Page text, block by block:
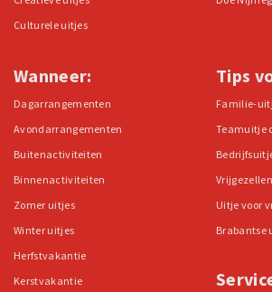
Culturele uitjes
Wanneer:
Dagarrangementen
Avondarrangementen
Buitenactiviteiten
Binnenactiviteiten
Zomer uitjes
Winter uitjes
Herfstvakantie
Kerstvakantie
Tips
Familie-
Teamuitje
Uitje voor
Brabantse